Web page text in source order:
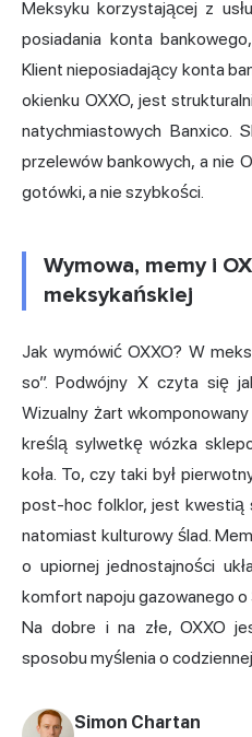
Meksyku korzystającej z
posiadania konta
Klient nieposiadający konta
okienku OXXO, jest
natychmiastowych Banxico.
przelewów bankowych, a nie
gotówki, a nie szybkości.
Wymowa, memy i
meksykańskiej
Jak wymówić OXXO? W
so”. Podwójny X czyta się
Wizualny żart
kreślą sylwetkę wózka
koła. To, czy taki był
post-hoc folklor, jest kwestią
natomiast kulturowy ślad.
o upiornej jednostajności
komfort napoju gazowanego o
Na dobre i na złe, OXXO
sposobu myślenia o
Simon Chartan